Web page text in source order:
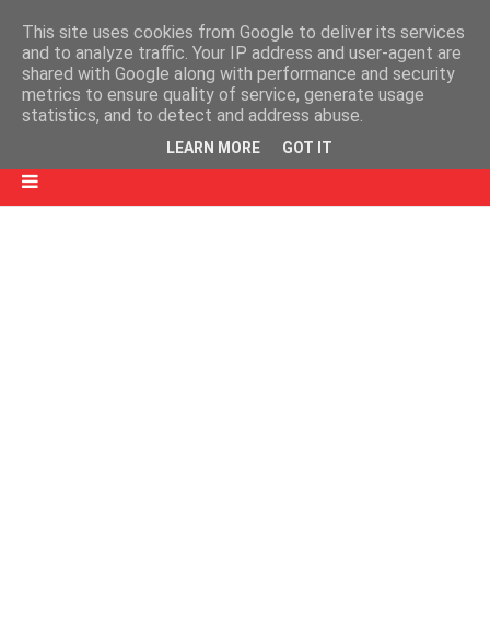
This site uses cookies from Google to deliver its services
and to analyze traffic. Your IP address and user-agent are
shared with Google along with performance and security
metrics to ensure quality of service, generate usage
statistics, and to detect and address abuse.
LEARN MORE GOT IT